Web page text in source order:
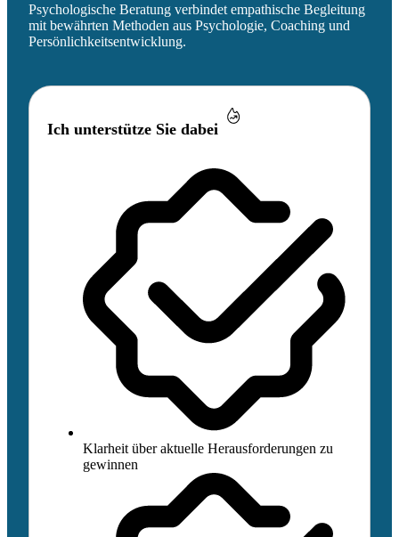
Psychologische Beratung verbindet empathische Begleitung
mit bewährten Methoden aus Psychologie, Coaching und
Persönlichkeitsentwicklung.
Ich unterstütze Sie dabei
Klarheit über aktuelle Herausforderungen zu
gewinnen